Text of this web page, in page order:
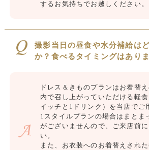
するお気持ちでお越しください。
撮影当日の昼食や水分補給は
か？食べるタイミングはあり
ドレス＆きものプランはお着替
内で召し上がっていただける軽
イッチと1ドリンク）を当店でご
1スタイルプランの場合はまとま
がございませんので、ご来店前
い。
また、お衣装へのお着替えされ